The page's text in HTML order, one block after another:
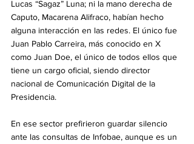
Lucas “Sagaz” Luna; ni la mano derecha de
Caputo, Macarena Alifraco, habían hecho
alguna interacción en las redes. El único fue
Juan Pablo Carreira, más conocido en X
como Juan Doe, el único de todos ellos que
tiene un cargo oficial, siendo director
nacional de Comunicación Digital de la
Presidencia.
En ese sector prefirieron guardar silencio
ante las consultas de Infobae, aunque es un